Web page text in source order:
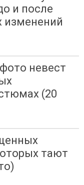
и после
изменений
невест
(20
тают